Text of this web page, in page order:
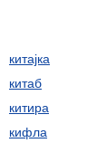
китајка
китаб
китира
кифла